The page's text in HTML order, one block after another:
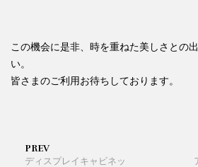
この機会に是非、時を重ねた美しさとの
い。
皆さまのご利用お待ちしております。
PREV
ディスプレイキャビネッ